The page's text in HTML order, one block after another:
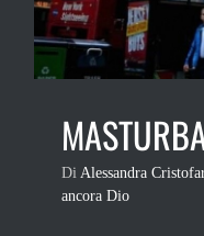
Di Alessandra
ancora Dio